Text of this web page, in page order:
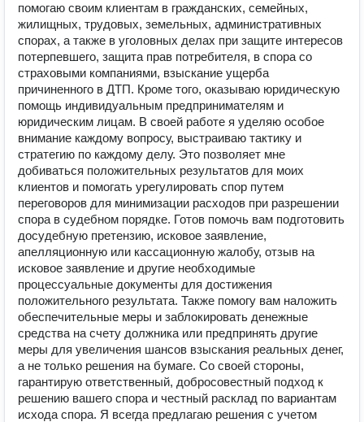
помогаю своим клиентам в гражданских, семейных,
жилищных, трудовых, земельных, административных
спорах, а также в уголовных делах при защите интересов
потерпевшего, защита прав потребителя, в спора со
страховыми компаниями, взыскание ущерба
причиненного в ДТП. Кроме того, оказываю юридическую
помощь индивидуальным предпринимателям и
юридическим лицам. В своей работе я уделяю особое
внимание каждому вопросу, выстраиваю тактику и
стратегию по каждому делу. Это позволяет мне
добиваться положительных результатов для моих
клиентов и помогать урегулировать спор путем
переговоров для минимизации расходов при разрешении
спора в судебном порядке. Готов помочь вам подготовить
досудебную претензию, исковое заявление,
апелляционную или кассационную жалобу, отзыв на
исковое заявление и другие необходимые
процессуальные документы для достижения
положительного результата. Также помогу вам наложить
обеспечительные меры и заблокировать денежные
средства на счету должника или предпринять другие
меры для увеличения шансов взыскания реальных денег,
а не только решения на бумаге. Со своей стороны,
гарантирую ответственный, добросовестный подход к
решению вашего спора и честный расклад по вариантам
исхода спора. Я всегда предлагаю решения с учетом